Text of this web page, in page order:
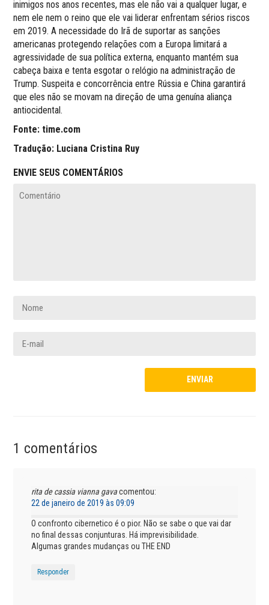
inimigos nos anos recentes, mas ele não vai a qualquer lugar, e
nem ele nem o reino que ele vai liderar enfrentam sérios riscos
em 2019. A necessidade do Irã de suportar as sanções
americanas protegendo relações com a Europa limitará a
agressividade de sua política externa, enquanto mantém sua
cabeça baixa e tenta esgotar o relógio na administração de
Trump. Suspeita e concorrência entre Rússia e China garantirá
que eles não se movam na direção de uma genuína aliança
antiocidental.
Fonte: time.com
Tradução: Luciana Cristina Ruy
ENVIE SEUS COMENTÁRIOS
1 comentários
rita de cassia vianna gava comentou:
22 de janeiro de 2019 às 09:09
O confronto cibernetico é o pior. Não se sabe o que vai dar
no final dessas conjunturas. Há imprevisibilidade.
Algumas grandes mudanças ou THE END
Responder